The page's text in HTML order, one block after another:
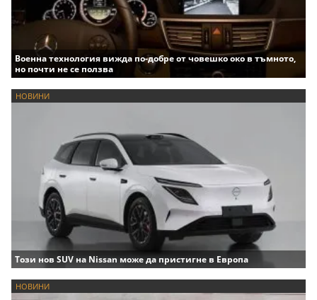
Военна технология вижда по-добре от човешко око в тъмното,
но почти не се ползва
НОВИНИ
Този нов SUV на Nissan може да пристигне в Европа
НОВИНИ